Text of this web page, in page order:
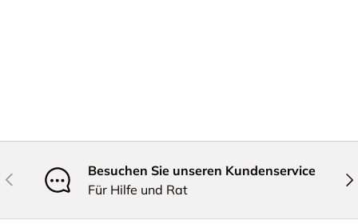
Vorherige
Besuchen Sie unseren Kundenservice
Für Hilfe und Rat